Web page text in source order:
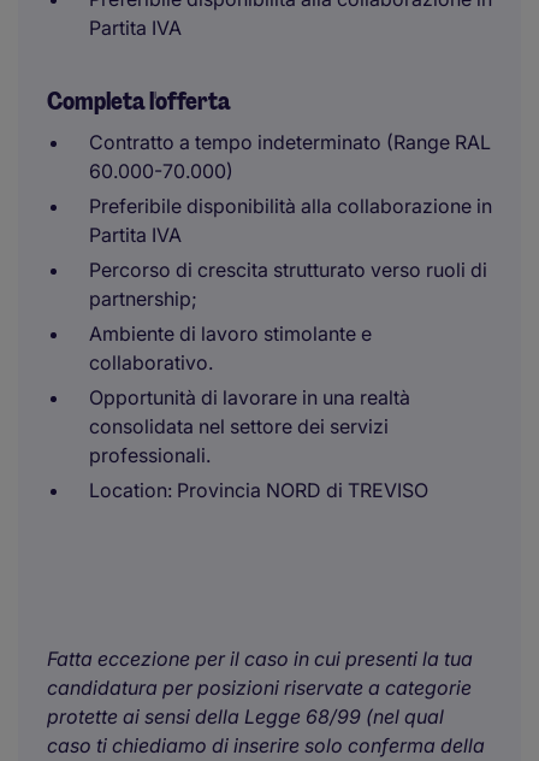
Partita IVA
Completa l'offerta
Contratto a tempo indeterminato (Range RAL
60.000-70.000)
Preferibile disponibilità alla collaborazione in
Partita IVA
Percorso di crescita strutturato verso ruoli di
partnership;
Ambiente di lavoro stimolante e
collaborativo.
Opportunità di lavorare in una realtà
consolidata nel settore dei servizi
professionali.
Location: Provincia NORD di TREVISO
Fatta eccezione per il caso in cui presenti la tua
candidatura per posizioni riservate a categorie
protette ai sensi della Legge 68/99 (nel qual
caso ti chiediamo di inserire solo conferma della